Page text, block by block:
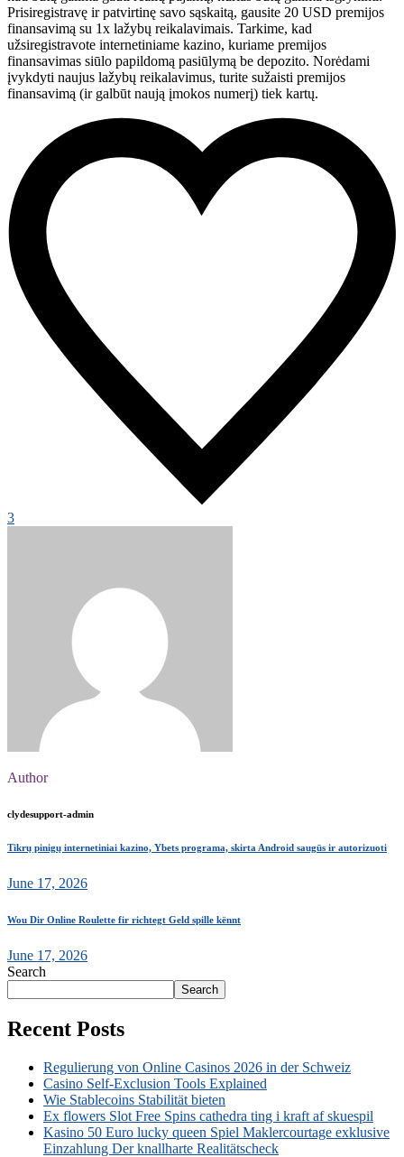
Prisiregistravę ir patvirtinę savo sąskaitą, gausite 20 USD premijos
finansavimą su 1x lažybų reikalavimais. Tarkime, kad
užsiregistravote internetiniame kazino, kuriame premijos
finansavimas siūlo papildomą pasiūlymą be depozito. Norėdami
įvykdyti naujus lažybų reikalavimus, turite sužaisti premijos
finansavimą (ir galbūt naują įmokos numerį) tiek kartų.
3
Author
clydesupport-admin
Tikrų pinigų internetiniai kazino, Ybets programa, skirta Android saugūs ir autorizuoti
June 17, 2026
Wou Dir Online Roulette fir richtegt Geld spille kënnt
June 17, 2026
Search
Search
Recent Posts
Regulierung von Online Casinos 2026 in der Schweiz
Casino Self-Exclusion Tools Explained
Wie Stablecoins Stabilität bieten
Ex flowers Slot Free Spins cathedra ting i kraft af skuespil
Kasino 50 Euro lucky queen Spiel Maklercourtage exklusive
Einzahlung Der knallharte Realitätscheck